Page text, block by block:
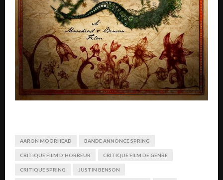
AARON MOORHEAD BANDE ANNONCE SPRING
CRITIQUE FILM D'HORREUR CRITIQUE FILM DE GENRE
CRITIQUE SPRING JUSTIN BENSON